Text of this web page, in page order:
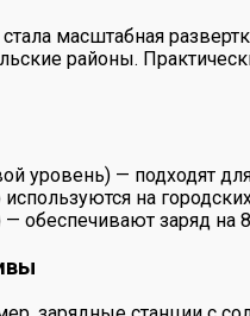
масштабная
районы.
уровень) — подходят
на
обеспечивают заряд на